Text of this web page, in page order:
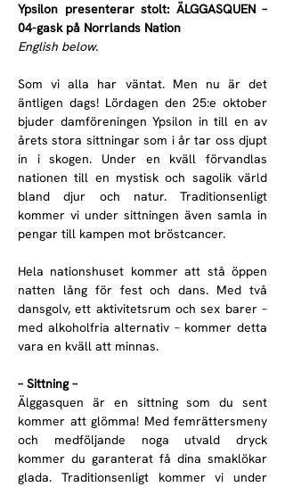
Ypsilon presenterar stolt: ÄLGGASQUEN –
04-gask på Norrlands Nation
English below.
Som vi alla har väntat. Men nu är det
äntligen dags! Lördagen den 25:e oktober
bjuder damföreningen Ypsilon in till en av
årets stora sittningar som i år tar oss djupt
in i skogen. Under en kväll förvandlas
nationen till en mystisk och sagolik värld
bland djur och natur. Traditionsenligt
kommer vi under sittningen även samla in
pengar till kampen mot bröstcancer.
Hela nationshuset kommer att stå öppen
natten lång för fest och dans. Med två
dansgolv, ett aktivitetsrum och sex barer –
med alkoholfria alternativ – kommer detta
vara en kväll att minnas.
– Sittning –
Älggasquen är en sittning som du sent
kommer att glömma! Med femrättersmeny
och medföljande noga utvald dryck
kommer du garanterat få dina smaklökar
glada. Traditionsenligt kommer vi under